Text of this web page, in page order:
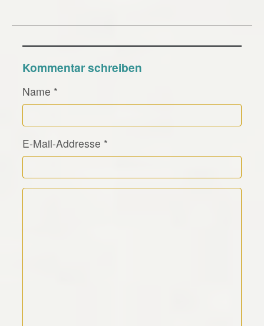
Kommentar schreiben
Name *
E-Mail-Addresse *
Kommentar Text